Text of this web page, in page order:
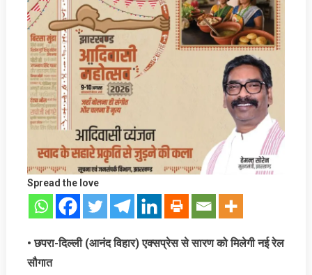
Spread the love
• छपरा-दिल्ली (आनंद विहार) एक्सप्रेस से सारण को मिलेगी नई रेल
सौगात